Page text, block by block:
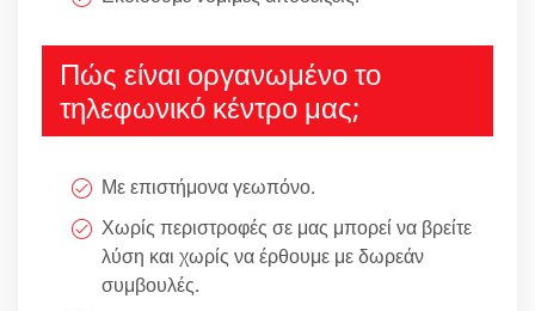
Πώς είναι οργανωμένο το
τηλεφωνικό κέντρο μας;
Με επιστήμονα γεωπόνο.
Χωρίς περιστροφές σε μας μπορεί να βρείτε
λύση και χωρίς να έρθουμε με δωρεάν
συμβουλές.